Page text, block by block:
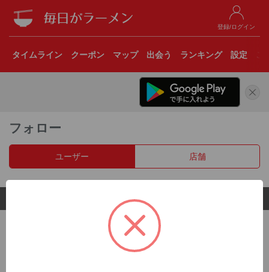
登録/ログイン
タイムライン クーポン マップ 出会う ランキング 設定
フォロー
ユーザー 店舗
© 2017 Clear Inc.